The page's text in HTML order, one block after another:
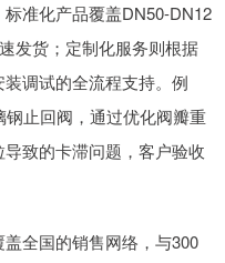
准化产品覆盖DN50-DN12
发货；定制化服务则根据
调试的全流程支持。例
止回阀，通过优化阀瓣重
致的卡滞问题，客户验收
全国的销售网络，与300